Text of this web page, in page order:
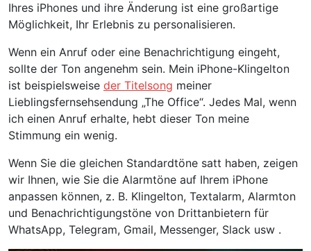
Ihres iPhones und ihre Änderung ist eine großartige
Möglichkeit, Ihr Erlebnis zu personalisieren.
Wenn ein Anruf oder eine Benachrichtigung eingeht,
sollte der Ton angenehm sein. Mein iPhone-Klingelton
ist beispielsweise der Titelsong meiner
Lieblingsfernsehsendung „The Office“. Jedes Mal, wenn
ich einen Anruf erhalte, hebt dieser Ton meine
Stimmung ein wenig.
Wenn Sie die gleichen Standardtöne satt haben, zeigen
wir Ihnen, wie Sie die Alarmtöne auf Ihrem iPhone
anpassen können, z. B. Klingelton, Textalarm, Alarmton
und Benachrichtigungstöne von Drittanbietern für
WhatsApp, Telegram, Gmail, Messenger, Slack usw .